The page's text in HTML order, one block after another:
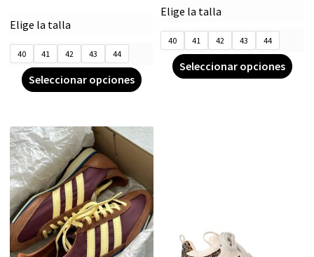
Elige la talla
40 41 42 43 44
Seleccionar opciones
Elige la talla
40 41 42 43 44
Seleccionar opciones